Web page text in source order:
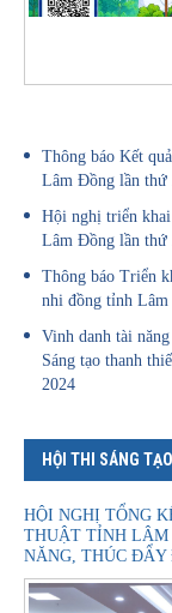
Thông báo Kết
Lâm Đồng lần thứ
Hội nghị triển
Lâm Đồng lần thứ
Thông báo Triển
nhi đồng tỉnh
Vinh danh tài
Sáng tạo thanh
2024
HỘI THI SÁNG
HỘI NGHỊ TỔNG
THUẬT TỈNH LÂM
NĂNG, THÚC ĐẨY